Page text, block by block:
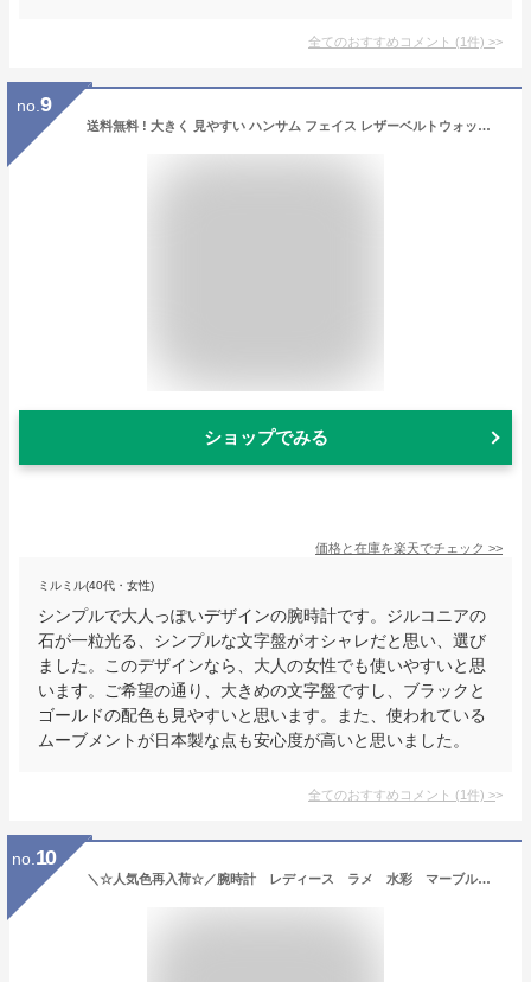
全てのおすすめコメント (1件) >
no. 9
送料無料 ! 大きく 見やすい ハンサム フェイス レザーベルトウォッチ 【ブラック】 腕時計 レディース 5と0のつく日は楽天カードで ポイント 5倍お祝い プレゼント にもビアリッツ
ショップでみる
価格と在庫を楽天でチェック >>
ミルミル(40代・女性)
シンプルで大人っぽいデザインの腕時計です。ジルコニアの
石が一粒光る、シンプルな文字盤がオシャレだと思い、選び
ました。このデザインなら、大人の女性でも使いやすいと思
います。ご希望の通り、大きめの文字盤ですし、ブラックと
ゴールドの配色も見やすいと思います。また、使われている
ムーブメントが日本製な点も安心度が高いと思いました。
全てのおすすめコメント (1件) >
no. 10
＼☆人気色再入荷☆／腕時計 レディース ラメ 水彩 マーブル キラキラ 可愛い 革ベルト プチプラ 日本製ムーブ フィールドワーク エピ 一年保証